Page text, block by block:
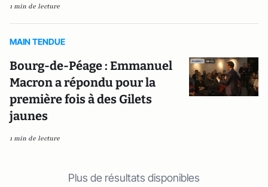
1 min de lecture
MAIN TENDUE
Bourg-de-Péage : Emmanuel
Macron a répondu pour la
première fois à des Gilets
jaunes
1 min de lecture
Plus de résultats disponibles